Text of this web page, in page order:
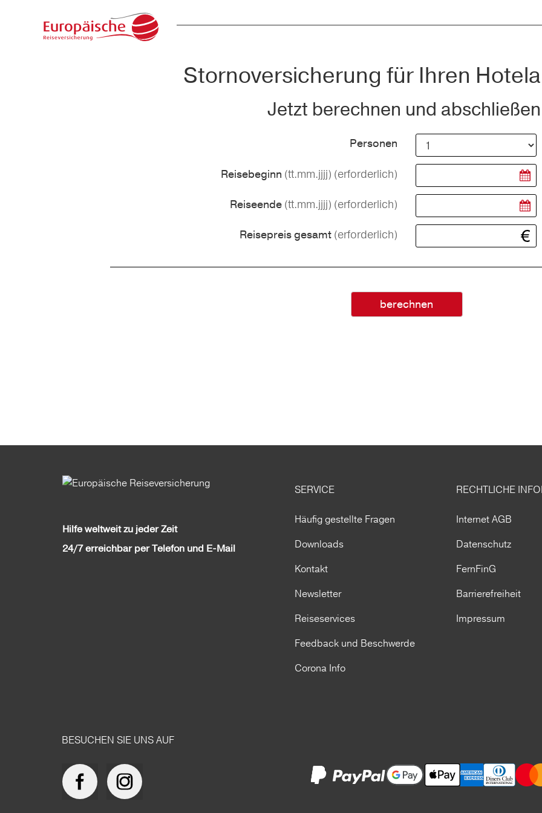
Stornoversicherung für Ihren
Jetzt berechnen und
Personen
Reisebeginn (tt.mm.jjjj) (erforderlich)
Reiseende (tt.mm.jjjj) (erforderlich)
Reisepreis gesamt (erforderlich)
berechnen
Hilfe weltweit zu jeder Zeit
24/7 erreichbar per Telefon und E-Mail
SERVICE
Häufig gestellte Fragen
Downloads
Kontakt
Newsletter
Reiseservices
Feedback und Beschwerde
Corona Info
RECHTLICHE
Internet AGB
Datenschutz
FernFinG
Barrierefreiheit
Impressum
BESUCHEN SIE UNS AUF